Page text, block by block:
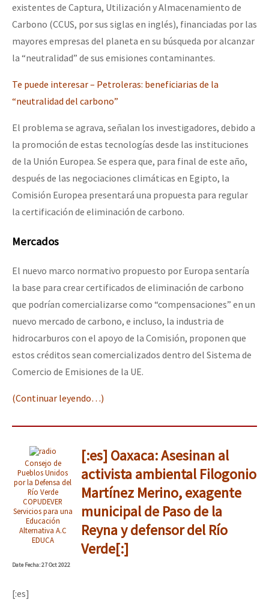
existentes de Captura, Utilización y Almacenamiento de
Carbono (CCUS, por sus siglas en inglés), financiadas por las
mayores empresas del planeta en su búsqueda por alcanzar
la “neutralidad” de sus emisiones contaminantes.
Te puede interesar – Petroleras: beneficiarias de la
“neutralidad del carbono”
El problema se agrava, señalan los investigadores, debido a
la promoción de estas tecnologías desde las instituciones
de la Unión Europea. Se espera que, para final de este año,
después de las negociaciones climáticas en Egipto, la
Comisión Europea presentará una propuesta para regular
la certificación de eliminación de carbono.
Mercados
El nuevo marco normativo propuesto por Europa sentaría
la base para crear certificados de eliminación de carbono
que podrían comercializarse como “compensaciones” en un
nuevo mercado de carbono, e incluso, la industria de
hidrocarburos con el apoyo de la Comisión, proponen que
estos créditos sean comercializados dentro del Sistema de
Comercio de Emisiones de la UE.
(Continuar leyendo…)
Consejo de
Pueblos Unidos
por la Defensa del
Río Verde
COPUDEVER
Servicios para una
Educación
Alternativa A.C
EDUCA
[:es] Oaxaca: Asesinan al
activista ambiental Filogonio
Martínez Merino, exagente
municipal de Paso de la
Reyna y defensor del Río
Verde[:]
DateFecha: 27 Oct 2022
[:es]